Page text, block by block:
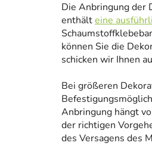
Die Anbringung der
enthälteine
können Sie die
schicken wir Ihnen
Bei größeren
Anbringung hängt
der richtigen
des Versagens des